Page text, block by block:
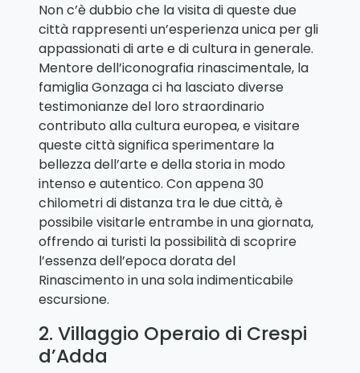
Non c’è dubbio che la visita di queste due
città rappresenti un’esperienza unica per gli
appassionati di arte e di cultura in generale.
Mentore dell’iconografia rinascimentale, la
famiglia Gonzaga ci ha lasciato diverse
testimonianze del loro straordinario
contributo alla cultura europea, e visitare
queste città significa sperimentare la
bellezza dell’arte e della storia in modo
intenso e autentico. Con appena 30
chilometri di distanza tra le due città, è
possibile visitarle entrambe in una giornata,
offrendo ai turisti la possibilità di scoprire
l’essenza dell’epoca dorata del
Rinascimento in una sola indimenticabile
escursione.
2. Villaggio Operaio di Crespi
d’Adda